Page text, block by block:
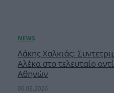
Λάκης Χαλκιάς:
Αλέκα στο τελευταίο
Αθηνών
06.08.2026